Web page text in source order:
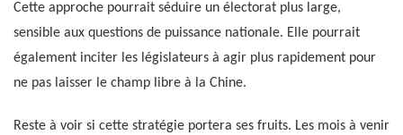
Cette approche pourrait séduire un électorat plus large,
sensible aux questions de puissance nationale. Elle pourrait
également inciter les législateurs à agir plus rapidement pour
ne pas laisser le champ libre à la Chine.
Reste à voir si cette stratégie portera ses fruits. Les mois à venir